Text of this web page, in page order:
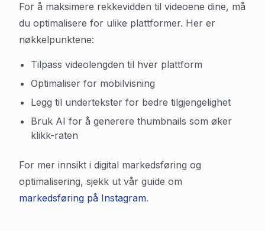
For å maksimere rekkevidden til videoene dine, må
du optimalisere for ulike plattformer. Her er
nøkkelpunktene:
Tilpass videolengden til hver plattform
Optimaliser for mobilvisning
Legg til undertekster for bedre tilgjengelighet
Bruk AI for å generere thumbnails som øker
klikk-raten
For mer innsikt i digital markedsføring og
optimalisering, sjekk ut vår guide om
markedsføring på Instagram.